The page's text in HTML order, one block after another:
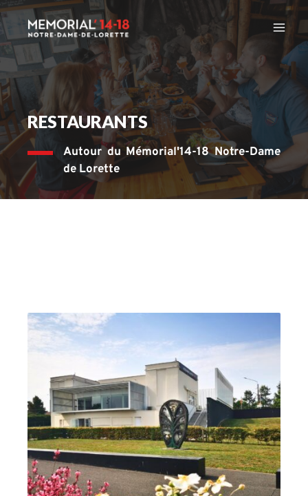
Aller
au
contenu
RESTAURANTS
Autour du Mémorial'14-18 Notre-Dame
de Lorette